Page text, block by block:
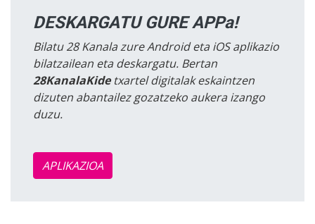
DESKARGATU GURE APPa!
Bilatu 28 Kanala zure Android eta iOS aplikazio
bilatzailean eta deskargatu. Bertan
28KanalaKidetxartel digitalak eskaintzen
dizuten abantailez gozatzeko aukera izango
duzu.
APLIKAZIOA